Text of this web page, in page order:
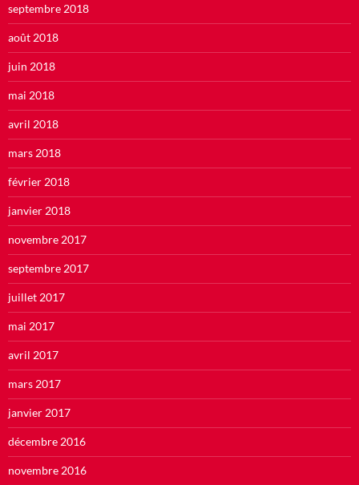
septembre 2018
août 2018
juin 2018
mai 2018
avril 2018
mars 2018
février 2018
janvier 2018
novembre 2017
septembre 2017
juillet 2017
mai 2017
avril 2017
mars 2017
janvier 2017
décembre 2016
novembre 2016